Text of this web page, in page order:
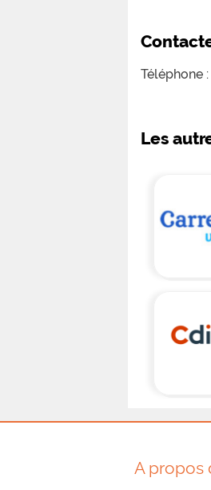
Téléphone
Les
A propos